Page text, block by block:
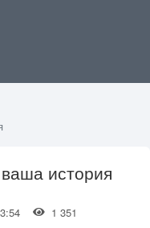
история
1 351